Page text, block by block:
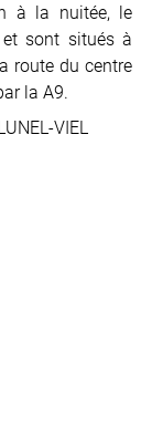
à la nuitée, le
sont situés à
route du centre
la A9.
VIEL